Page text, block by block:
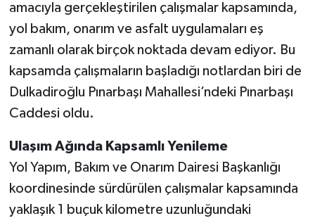
amacıyla gerçekleştirilen çalışmalar kapsamında,
yol bakım, onarım ve asfalt uygulamaları eş
zamanlı olarak birçok noktada devam ediyor. Bu
kapsamda çalışmaların başladığı notlardan biri de
Dulkadiroğlu Pınarbaşı Mahallesi’ndeki Pınarbaşı
Caddesi oldu.
Ulaşım Ağında Kapsamlı Yenileme
Yol Yapım, Bakım ve Onarım Dairesi Başkanlığı
koordinesinde sürdürülen çalışmalar kapsamında
yaklaşık 1 buçuk kilometre uzunluğundaki